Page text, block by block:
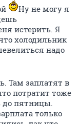
Ну не могу я
истерить. Я
холодильник
надо
Там заплатят в
потратит тоже
до пятницы.
только